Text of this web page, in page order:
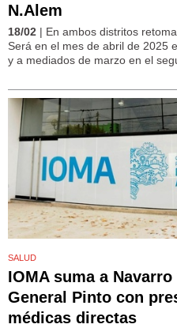
N.Alem
18/02 | En ambos distritos
Será en el mes de abril de 2025
y a mediados de marzo en el
SALUD
IOMA suma a Navarro
General Pinto con
médicas directas